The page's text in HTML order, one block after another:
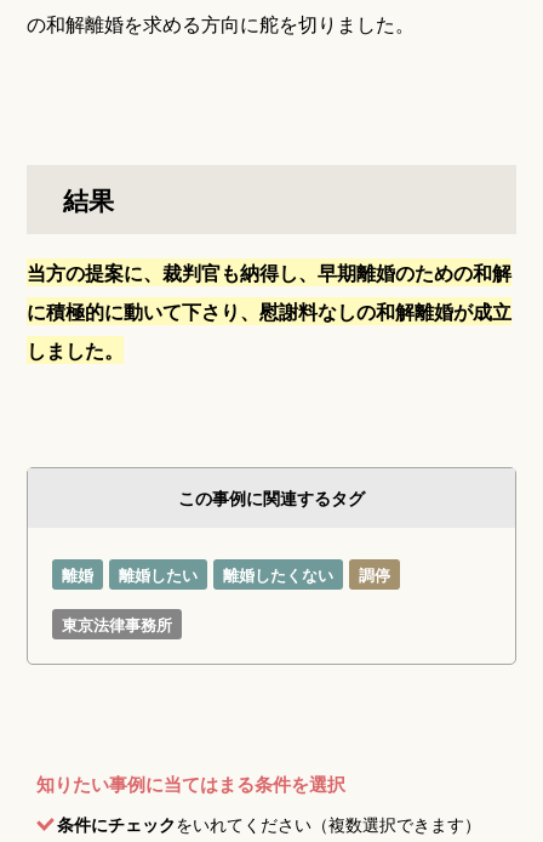
の和解離婚を求める方向に舵を切りました。
結果
当方の提案に、裁判官も納得し、早期離婚のための和解
に積極的に動いて下さり、慰謝料なしの和解離婚が成立
しました。
この事例に関連するタグ
離婚 離婚したい 離婚したくない 調停
東京法律事務所
知りたい事例に当てはまる条件を選択
条件にチェックをいれてください（複数選択できます）